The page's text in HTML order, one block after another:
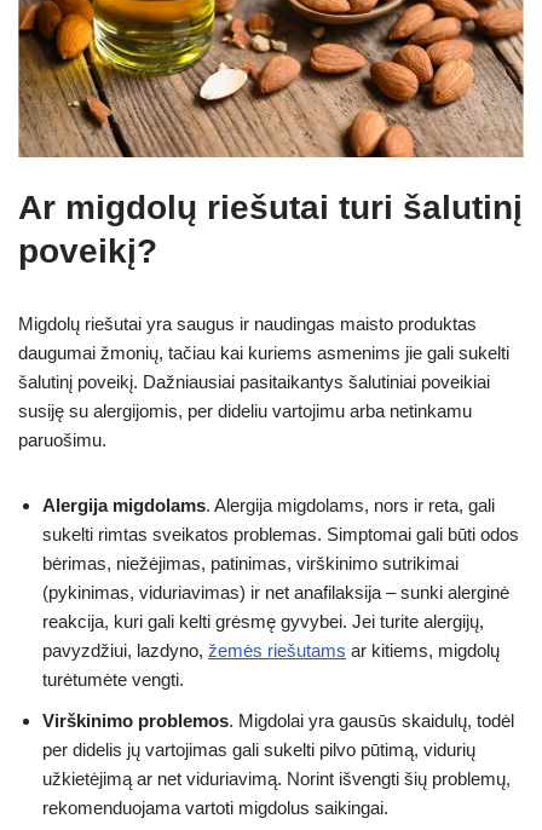
Ar migdolų riešutai turi šalutinį
poveikį?
Migdolų riešutai yra saugus ir naudingas maisto produktas
daugumai žmonių, tačiau kai kuriems asmenims jie gali sukelti
šalutinį poveikį. Dažniausiai pasitaikantys šalutiniai poveikiai
susiję su alergijomis, per dideliu vartojimu arba netinkamu
paruošimu.
Alergija migdolams. Alergija migdolams, nors ir reta, gali
sukelti rimtas sveikatos problemas. Simptomai gali būti odos
bėrimas, niežėjimas, patinimas, virškinimo sutrikimai
(pykinimas, viduriavimas) ir net anafilaksija – sunki alerginė
reakcija, kuri gali kelti grėsmę gyvybei. Jei turite alergijų,
pavyzdžiui, lazdyno, žemės riešutams ar kitiems, migdolų
turėtumėte vengti.
Virškinimo problemos. Migdolai yra gausūs skaidulų, todėl
per didelis jų vartojimas gali sukelti pilvo pūtimą, vidurių
užkietėjimą ar net viduriavimą. Norint išvengti šių problemų,
rekomenduojama vartoti migdolus saikingai.